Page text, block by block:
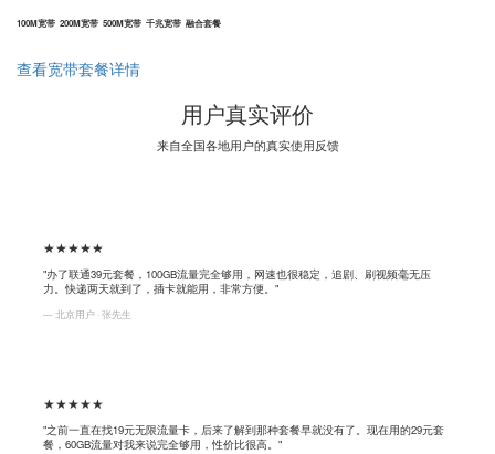
100M宽带 200M宽带 500M宽带 千兆宽带 融合套餐
查看宽带套餐详情
用户真实评价
来自全国各地用户的真实使用反馈
★★★★★
"办了联通39元套餐，100GB流量完全够用，网速也很稳定，追剧、刷视频毫无压
力。快递两天就到了，插卡就能用，非常方便。"
— 北京用户 · 张先生
★★★★★
"之前一直在找19元无限流量卡，后来了解到那种套餐早就没有了。现在用的29元套
餐，60GB流量对我来说完全够用，性价比很高。"